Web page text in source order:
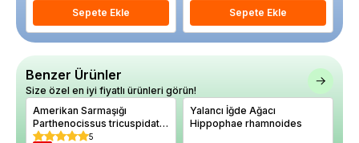
Sepete Ekle Sepete Ekle
Benzer Ürünler
Size özel en iyi fiyatlı ürünleri görün!
Amerikan Sarmaşığı
Parthenocissus tricuspidata
Veitchii 60 80 cm Saksıda
5
Yalancı İğde Ağacı
Hippophae rhamnoides